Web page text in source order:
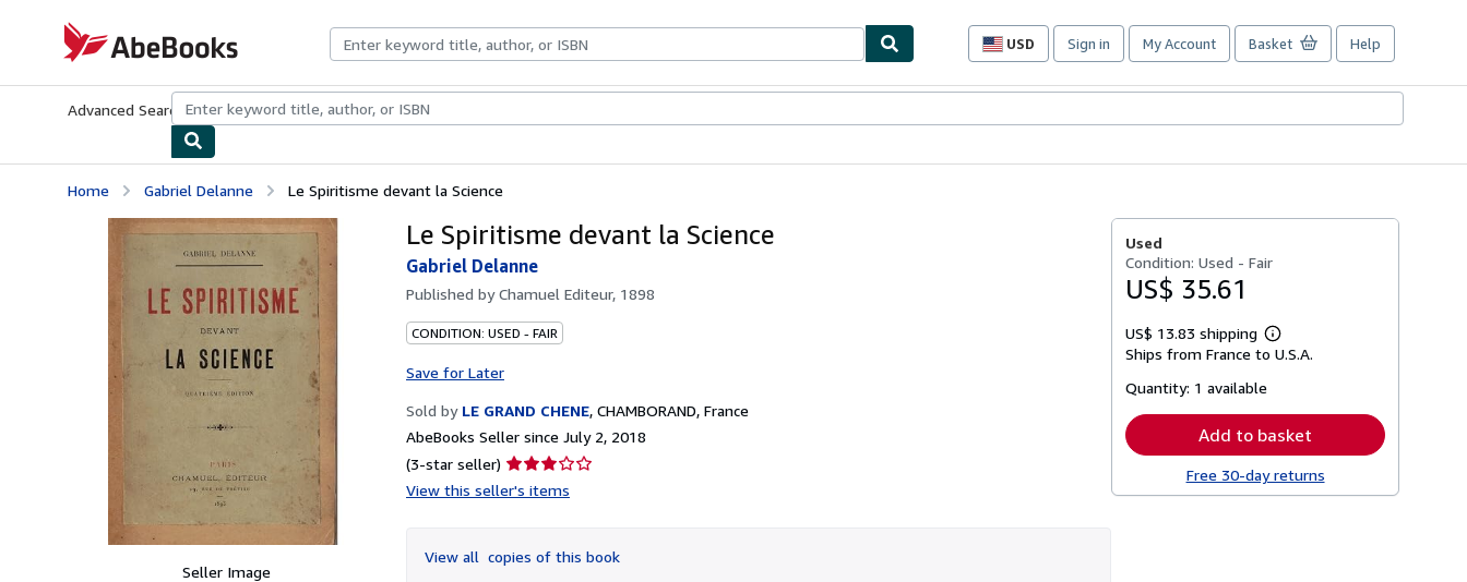
AbeBooks.com
USD
Site
preferences
Sign in My Account Basket Help
Advanced Search Browse CollectionsRare BooksArt & Collectibles
Home Gabriel Delanne Le Spiritisme devant la Science
Seller Image
Le Spiritisme devant la Science
Gabriel Delanne
Published byChamuel Editeur, 1898
CONDITION: USED - FAIR
Save for Later
Sold by LE GRAND CHENE, CHAMBORAND, France
AbeBooks Seller since July 2, 2018
(3-star seller) Seller
rating
of
5
View this seller's items
View all copies of this book
Used
Condition: Used - Fair
US$ 35.61
US$ 13.83 shipping
Learn
more
Ships from France to U.S.A.
Quantity: 1 available
Add to basket
Free 30-day returns